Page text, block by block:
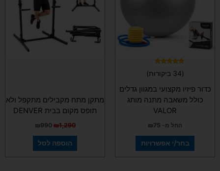
4.97
(34 ביקורות)
כדור פיזיו מקצועי במגוון גדלים
כולל משאבה מתנה מותג
VALOR
החל מ- ₪75
בחר/י אפשרויות
את
האפשרויות
בעמוד
המוצר
מתקן מתח מקבילים מתקפל ולא
תופס מקום בבית DENVER
₪1,290
₪990
הוספה לסל